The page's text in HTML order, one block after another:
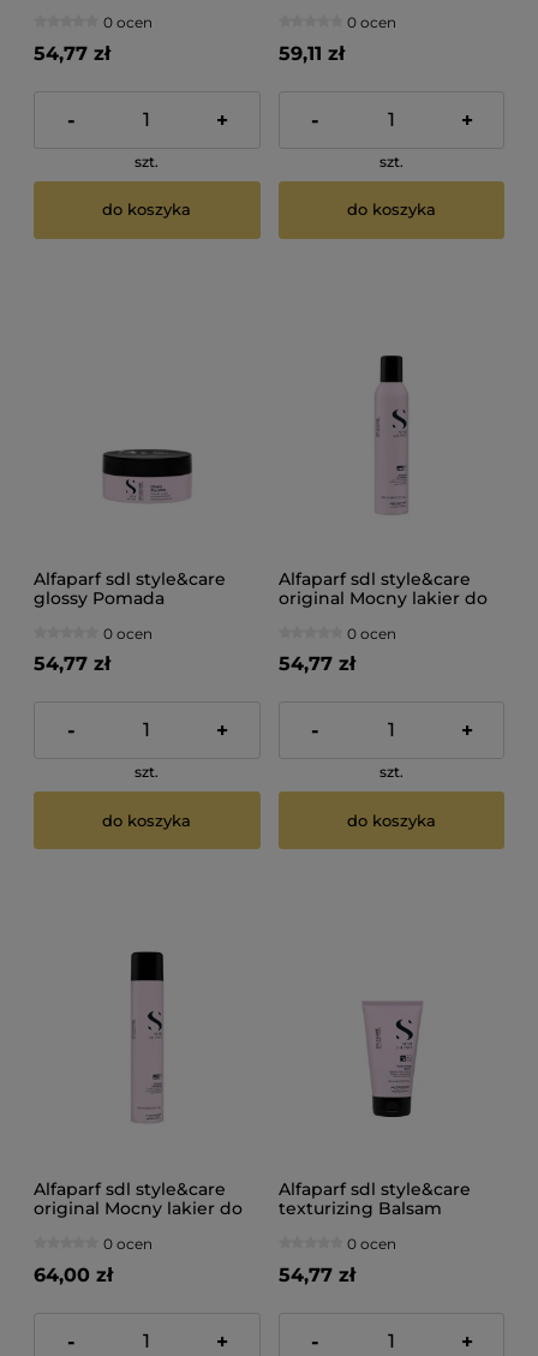
rozczesywanie włosów
125ml
0 ocen
54,77 zł
- +
szt.
do koszyka
0 ocen
59,11 zł
- +
szt.
do koszyka
Alfaparf sdl style&care
glossy Pomada
0 ocen
54,77 zł
- +
szt.
do koszyka
Alfaparf sdl style&care
original Mocny lakier do
0 ocen
54,77 zł
- +
szt.
do koszyka
Alfaparf sdl style&care
original Mocny lakier do
0 ocen
64,00 zł
- +
Alfaparf sdl style&care
texturizing Balsam
0 ocen
54,77 zł
- +